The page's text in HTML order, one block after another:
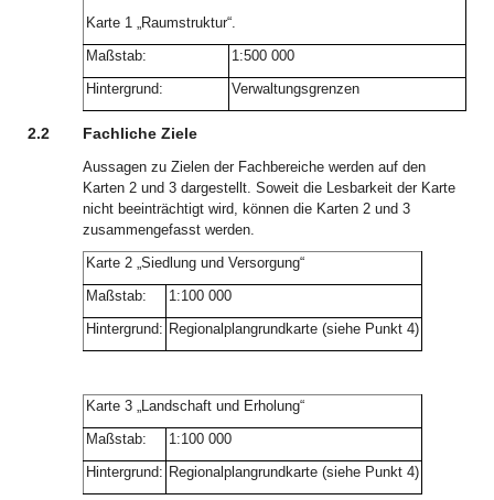
Karte 1 „Raumstruktur“.
Maßstab:
1:500 000
Hintergrund:
Verwaltungsgrenzen
2.2 Fachliche Ziele
Aussagen zu Zielen der Fachbereiche werden auf den
Karten 2 und 3 dargestellt. Soweit die Lesbarkeit der Karte
nicht beeinträchtigt wird, können die Karten 2 und 3
zusammengefasst werden.
Karte 2 „Siedlung und Versorgung“
Maßstab:
1:100 000
Hintergrund: Regionalplangrundkarte (siehe Punkt 4)
Karte 3 „Landschaft und Erholung“
Maßstab:
1:100 000
Hintergrund: Regionalplangrundkarte (siehe Punkt 4)